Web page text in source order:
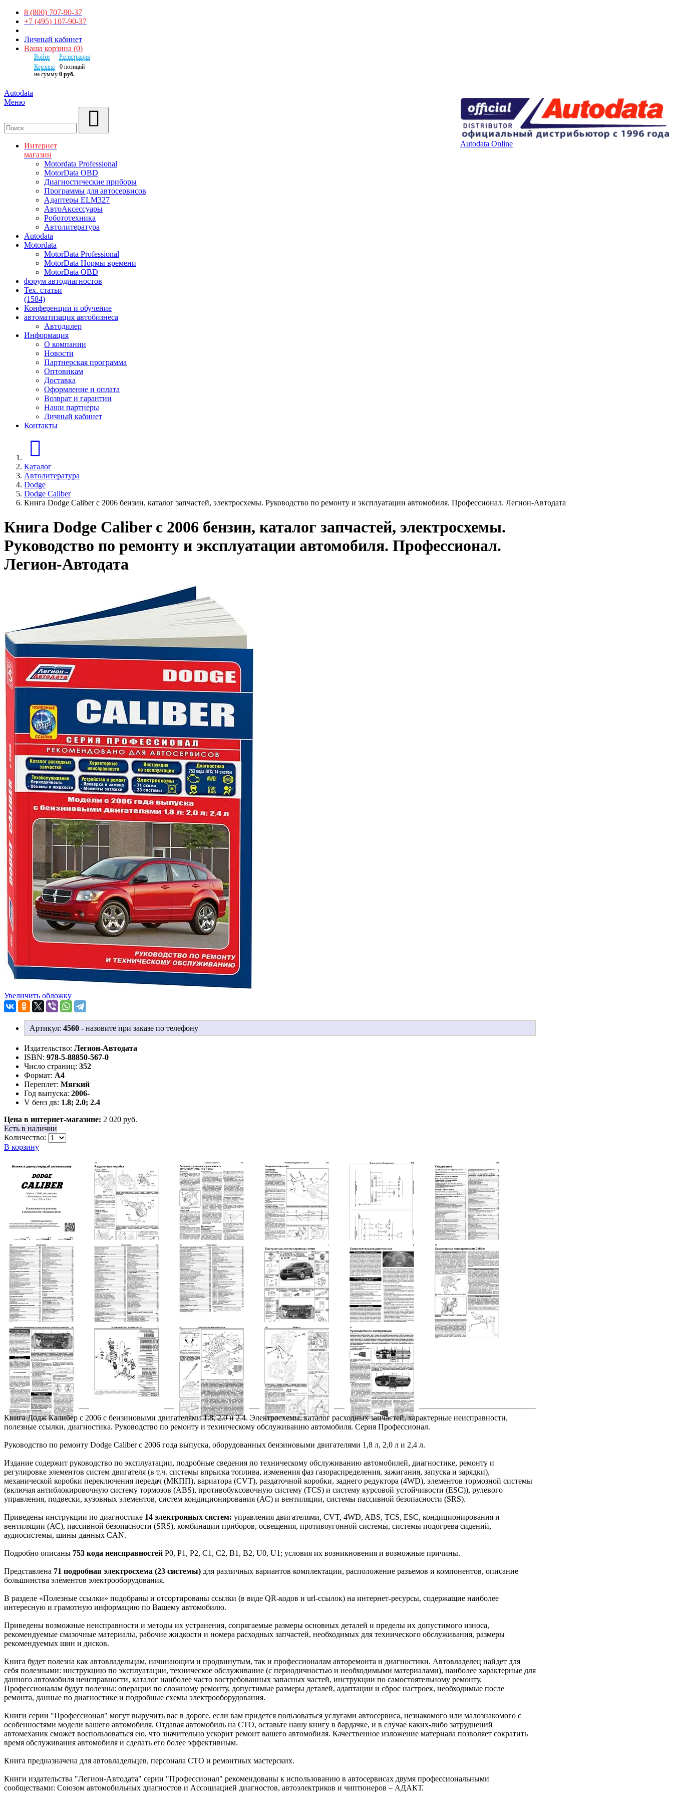
8 (800) 707-90-37
+7 (495) 107-90-37
Личный кабинет
Ваша корзина (0)
Войти
Регистрация
Корзина
0 позиций
на сумму 0 руб.
Autodata
Autodata Online
Меню
Интернет
магазин
Motordata Professional
MotorData OBD
Диагностические приборы
Программы для автосервисов
Адаптеры ELM327
АвтоАксессуары
Робототехника
Автолитература
Autodata
Motordata
MotorData Professional
MotorData Нормы времени
MotorData OBD
форум автодиагностов
Тех. статьи
(1584)
Конференции и обучение
автоматизация автобизнеса
Автодилер
Информация
О компании
Новости
Партнерская программа
Оптовикам
Доставка
Оформление и оплата
Возврат и гарантии
Наши партнеры
Личный кабинет
Контакты
Каталог
Автолитература
Dodge
Dodge Caliber
Книга Dodge Caliber с 2006 бензин, каталог запчастей, электросхемы. Руководство по ремонту и эксплуатации автомобиля. Профессионал. Легион-Aвтодата
Книга Dodge Caliber с 2006 бензин, каталог запчастей, электросхемы.
Руководство по ремонту и эксплуатации автомобиля. Профессионал.
Легион-Aвтодата
Увеличить обложку
Артикул: 4560 - назовите при заказе по телефону
Издательство: Легион-Aвтодата
ISBN: 978-5-88850-567-0
Число страниц: 352
Формат: А4
Переплет: Мягкий
Год выпуска: 2006-
V бенз дв: 1.8; 2.0; 2.4
Цена в интернет-магазине: 2 020 руб.
Есть в наличии
Количество:
В корзину
Книга Додж Калибер c 2006 с бензиновыми двигателями 1.8, 2.0 и 2.4. Электросхемы, каталог расходных запчастей, характерные неисправности,
полезные ссылки, диагностика. Руководство по ремонту и техническому обслуживанию автомобиля. Серия Профессионал.
Руководство по ремонту Dodge Caliber c 2006 года выпуска, оборудованных бензиновыми двигателями 1,8 л, 2,0 л и 2,4 л.
Издание содержит руководство по эксплуатации, подробные сведения по техническому обслуживанию автомобилей, диагностике, ремонту и
регулировке элементов систем двигателя (в т.ч. системы впрыска топлива, изменения фаз газораспределения, зажигания, запуска и зарядки),
механической коробки переключения передач (МКПП), вариатора (CVT), раздаточной коробки, заднего редуктора (4WD), элементов тормозной системы
(включая антиблокировочную систему тормозов (ABS), противобуксовочную систему (TCS) и систему курсовой устойчивости (ESС)), рулевого
управления, подвески, кузовных элементов, систем кондиционирования (АС) и вентиляции, системы пассивной безопасности (SRS).
Приведены инструкции по диагностике 14 электронных систем: управления двигателями, CVT, 4WD, ABS, TCS, ESC, кондиционирования и
вентиляции (АС), пассивной безопасности (SRS), комбинации приборов, освещения, противоугонной системы, системы подогрева сидений,
аудиосистемы, шины данных CAN.
Подробно описаны 753 кода неисправностей P0, P1, P2, С1, С2, В1, B2, U0, U1; условия их возникновения и возможные причины.
Представлена 71 подробная электросхема (23 системы) для различных вариантов комплектации, расположение разъемов и компонентов, описание
большинства элементов электрооборудования.
В разделе «Полезные ссылки» подобраны и отсортированы ссылки (в виде QR-кодов и url-ссылок) на интернет-ресурсы, содержащие наиболее
интересную и грамотную информацию по Вашему автомобилю.
Приведены возможные неисправности и методы их устранения, сопрягаемые размеры основных деталей и пределы их допустимого износа,
рекомендуемые смазочные материалы, рабочие жидкости и номера расходных запчастей, необходимых для технического обслуживания, размеры
рекомендуемых шин и дисков.
Книга будет полезна как автовладельцам, начинающим и продвинутым, так и профессионалам авторемонта и диагностики. Автовладелец найдет для
себя полезными: инструкцию по эксплуатации, техническое обслуживание (с периодичностью и необходимыми материалами), наиболее характерные для
данного автомобиля неисправности, каталог наиболее часто востребованных запасных частей, инструкции по самостоятельному ремонту.
Профессионалам будут полезны: операции по сложному ремонту, допустимые размеры деталей, адаптации и сброс настроек, необходимые после
ремонта, данные по диагностике и подробные схемы электрооборудования.
Книги серии "Профессионал" могут выручить вас в дороге, если вам придется пользоваться услугами автосервиса, незнакомого или малознакомого с
особенностями модели вашего автомобиля. Отдавая автомобиль на СТО, оставьте нашу книгу в бардачке, и в случае каких-либо затруднений
автомеханик сможет воспользоваться ею, что значительно ускорит ремонт вашего автомобиля. Качественное изложение материала позволяет сократить
время обслуживания автомобиля и сделать его более эффективным.
Книга предназначена для автовладельцев, персонала СТО и ремонтных мастерских.
Книги издательства "Легион-Автодата" серии "Профессионал" рекомендованы к использованию в автосервисах двумя профессиональными
сообществами: Союзом автомобильных диагностов и Ассоциацией диагностов, автоэлектриков и чиптюнеров – АДАКТ.